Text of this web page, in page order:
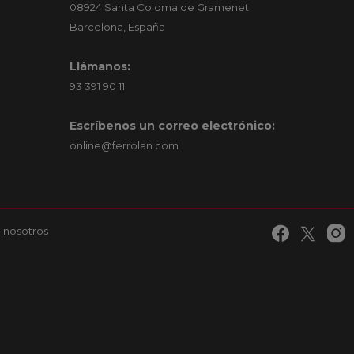
08924 Santa Coloma de Gramenet
Barcelona, España
Llámanos:
93 391 90 11
Escríbenos un correo electrónico:
online@ferrolan.com